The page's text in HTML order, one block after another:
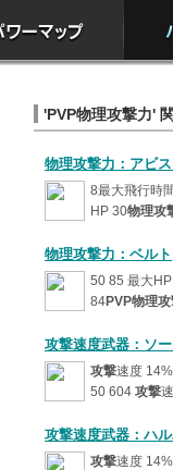
'PVP物理攻撃力'
物理攻撃力：アビ
8最大飛行時
HP 30物理攻
物理攻撃力：ベルト
50 85 最大
84PVP物理
攻撃速度武器：ソ
攻撃速度 14%
50 604 攻撃
攻撃速度武器：ハ
攻撃速度 14%